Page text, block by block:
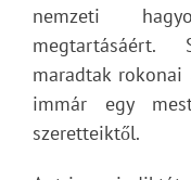
nemzeti
megtartásáért.
maradtak
immár egy
szeretteiktől.